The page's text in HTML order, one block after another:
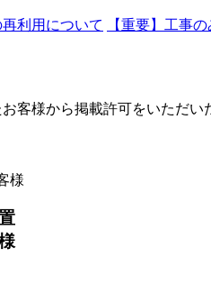
利用について 【重要】工事
客様から掲載許可をいただい
様